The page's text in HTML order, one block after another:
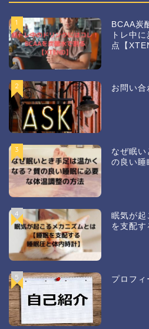
1
BCAA炭
トレ中
点【
2 お問い合
3
なぜ眠い
の良い睡
4
眠気が起
を支配す
5 プロフィ